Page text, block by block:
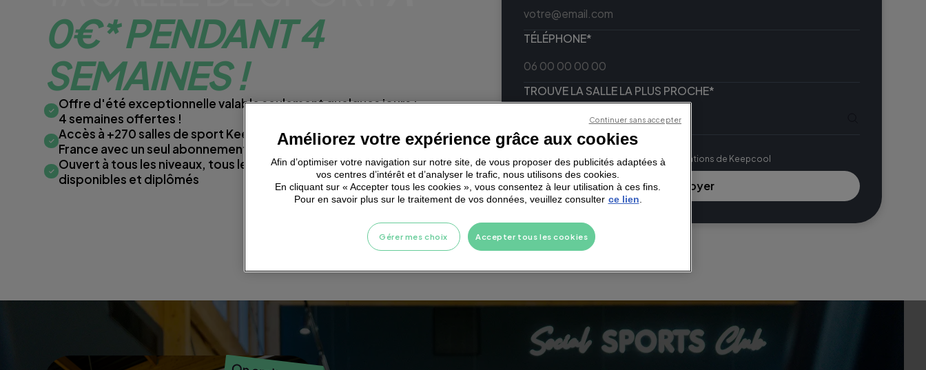
0€* PENDANT 4
SEMAINES !
Offre d'été exceptionnelle valable seulement quelques jours :
4 semaines offertes !
Accès à +270 salles de sport Keepcool et Neoness partout en
France avec un seul abonnement
Ouvert à tous les niveaux, tous les objectifs, coachs 100%
disponibles et diplômés
TÉLÉPHONE*
TROUVE LA SALLE LA PLUS PROCHE*
J'accepte lesmentions légales*
J'accepte de recevoir les communications de Keepcool
Améliorez votre expérience grâce aux cookies
Afin d’optimiser votre navigation sur notre site, de vous proposer des publicités adaptées à
vos centres d’intérêt et d’analyser le trafic, nous utilisons des cookies.
En cliquant sur « Accepter tous les cookies », vous consentez à leur utilisation à ces fins.
Pour en savoir plus sur le traitement de vos données, veuillez consulter ce lien
Accepter tous les cookies
Gérer mes choix
Continuer sans accepter